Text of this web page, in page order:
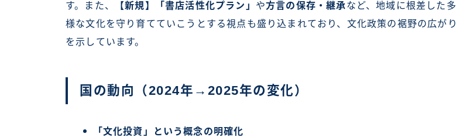
す。また、
【新規】「書店活性化プラン」 や方言の保存・継承など、地域に根差した多
様な文化を守り育てていこうとする視点も盛り込まれており、文化政策の裾野の広がり
を示しています。
国の動向（2024年→2025年の変化）
「文化投資」という概念の明確化